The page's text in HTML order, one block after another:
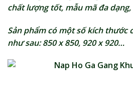
chất lượng tốt, mẫu mã đa
Sản phẩm có một số kích thước
như sau: 850 x 850, 920 x 920…